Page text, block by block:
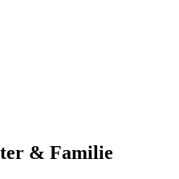
& Familie